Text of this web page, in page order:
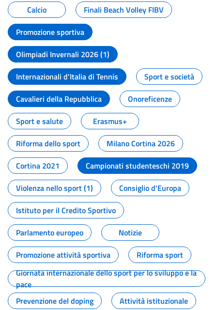
Calcio
Finali Beach Volley FIBV
Promozione sportiva
Olimpiadi Invernali 2026 (1)
Internazionali d'Italia di Tennis
Sport e società
Cavalieri della Repubblica
Onoreficenze
Sport e salute
Erasmus+
Riforma dello sport
Milano Cortina 2026
Cortina 2021
Campionati studenteschi 2019
Violenza nello sport (1)
Consiglio d'Europa
Istituto per il Credito Sportivo
Parlamento europeo
Notizie
Promozione attività sportiva
Riforma sport
Giornata internazionale dello sport per lo sviluppo e la
pace
Prevenzione del doping
Attività istituzionale